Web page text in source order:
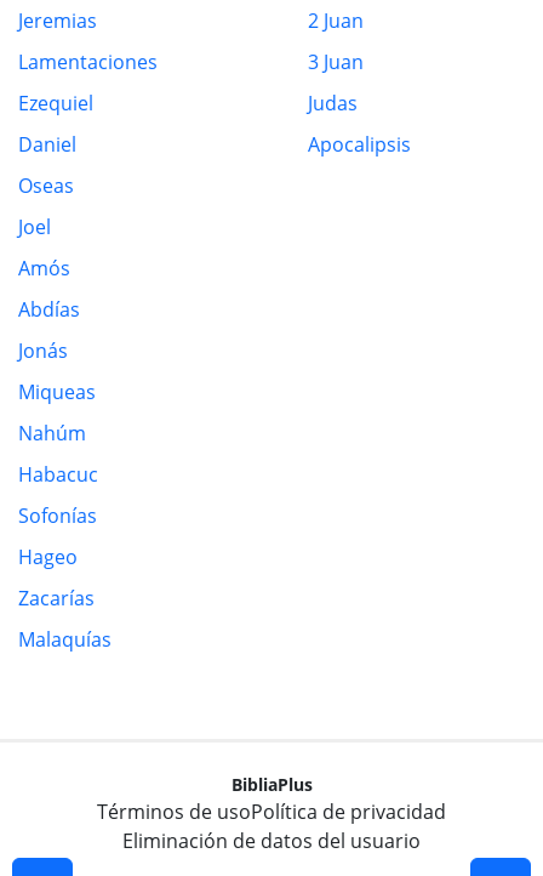
Jeremias
Lamentaciones
Ezequiel
Daniel
Oseas
Joel
Amós
Abdías
Jonás
Miqueas
Nahúm
Habacuc
Sofonías
Hageo
Zacarías
Malaquías
2 Juan
3 Juan
Judas
Apocalipsis
BibliaPlus
Términos de usoPolítica de privacidad
Eliminación de datos del usuario